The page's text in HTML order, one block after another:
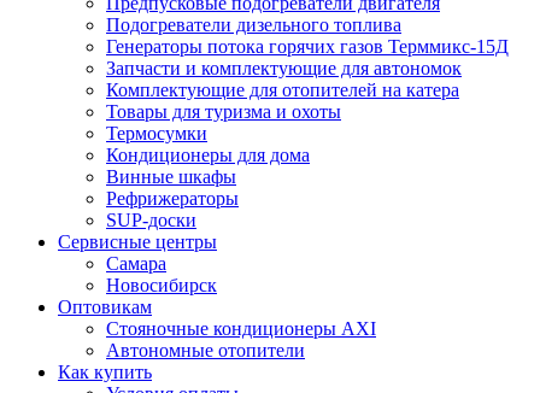
Подогреватели дизельного топлива
Генераторы потока горячих газов Терммикс-15Д
Запчасти и комплектующие для автономок
Комплектующие для отопителей на катера
Товары для туризма и охоты
Термосумки
Кондиционеры для дома
Винные шкафы
Рефрижераторы
SUP-доски
Сервисные центры
Самара
Новосибирск
Оптовикам
Стояночные кондиционеры AXI
Автономные отопители
Как купить